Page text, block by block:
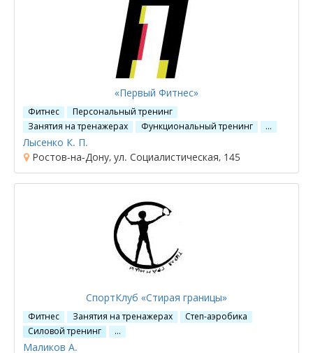
«Первый Фитнес»
Фитнес
Персональный тренинг
Занятия на тренажерах
Функциональный тренинг …
Лысенко К. П.
Ростов-на-Дону, ул. Социалистическая, 145
СпортКлуб «Стирая границы»
Фитнес Занятия на тренажерах
Степ-аэробика
Силовой тренинг
…
Маликов А.